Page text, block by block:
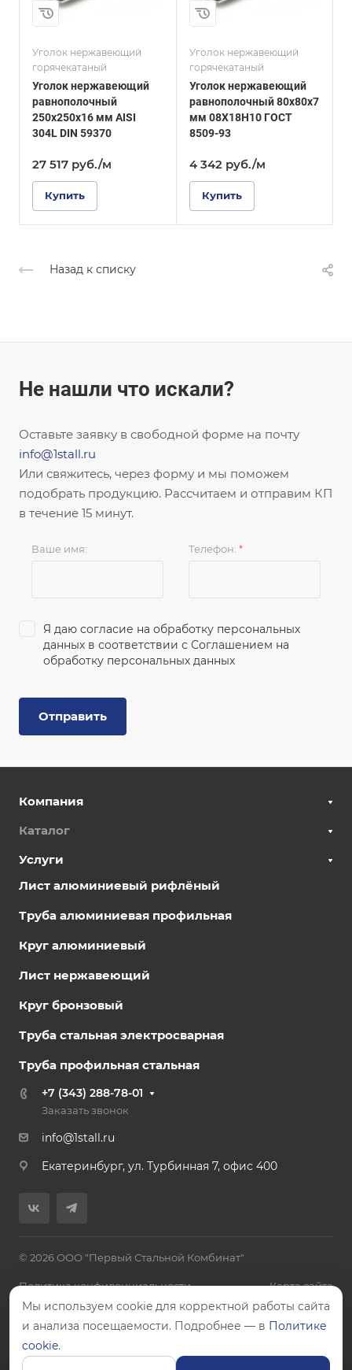
Уголок нержавеющий
горячекатаный
Уголок нержавеющий
равнополочный
250х250х16 мм AISI
304L DIN 59370
27 517 руб./м
Купить
ГОСТ, ТУ
ГОСТ 8509-93
Поверхность
Зеркальная
Уголок нержавеющий
горячекатаный
Уголок нержавеющий
равнополочный 80х80х7
мм 08Х18Н10 ГОСТ
8509-93
4 342 руб./м
Купить
ГОСТ, ТУ
ГОСТ 8509-93
Поверхность
Зеркальная
Назад к списку
Не нашли что искали?
Оставьте заявку в свободной форме на почту
info@1stall.ru
Или свяжитесь, через форму и мы поможем
подобрать продукцию. Рассчитаем и отправим КП
в течение 15 минут.
Ваше имя: Телефон: *
Я даю согласие на обработку персональных
данных в соответствии с Соглашением на
обработку персональных данных
Отправить
Компания
Каталог
Услуги
Лист алюминиевый рифлёный
Труба алюминиевая профильная
Круг алюминиевый
Лист нержавеющий
Круг бронзовый
Труба стальная электросварная
Труба профильная стальная
+7 (343) 288-78-01
Заказать звонок
info@1stall.ru
Екатеринбург, ул. Турбинная 7, офис 400
© 2026 ООО "Первый Стальной Комбинат"
Политика конфиденциальности Карта сайта
Цены, указанные на сайте, не являются публичной офертой.
Мы используем cookie для корректной работы сайта
и анализа посещаемости. Подробнее — в Политике
cookie.